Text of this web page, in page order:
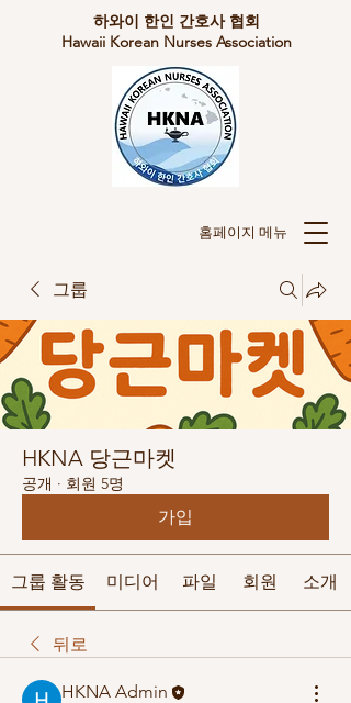
​홈페이지 메뉴
​하와이 한인 간호사 협회
Hawaii Korean Nurses Association
그룹
HKNA 당근마켓
공개 · 회원 5명
가입
그룹 활동 미디어 파일 회원 소개
뒤로
HKNA Admin